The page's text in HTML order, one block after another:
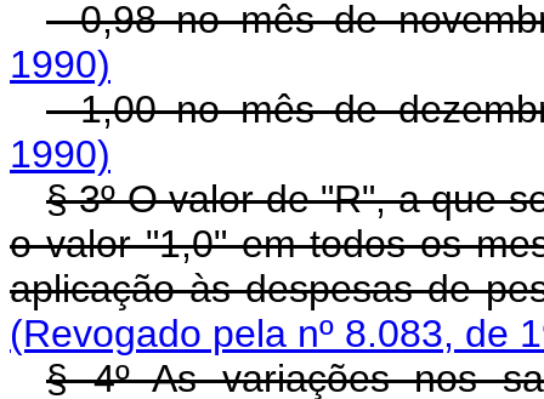
- 0,98 no mês de
1990)
- 1,00 no mês de
1990)
§ 3º O valor de "R", a que
o valor "1,0" em todos os
aplicação às despesas de
(Revogado pela nº 8.083, de
§ 4º As variações nos